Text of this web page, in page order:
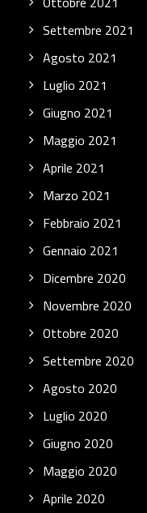
Settembre 2021
Agosto 2021
Luglio 2021
Giugno 2021
Maggio 2021
Aprile 2021
Marzo 2021
Febbraio 2021
Gennaio 2021
Dicembre 2020
Novembre 2020
Ottobre 2020
Settembre 2020
Agosto 2020
Luglio 2020
Giugno 2020
Maggio 2020
Aprile 2020